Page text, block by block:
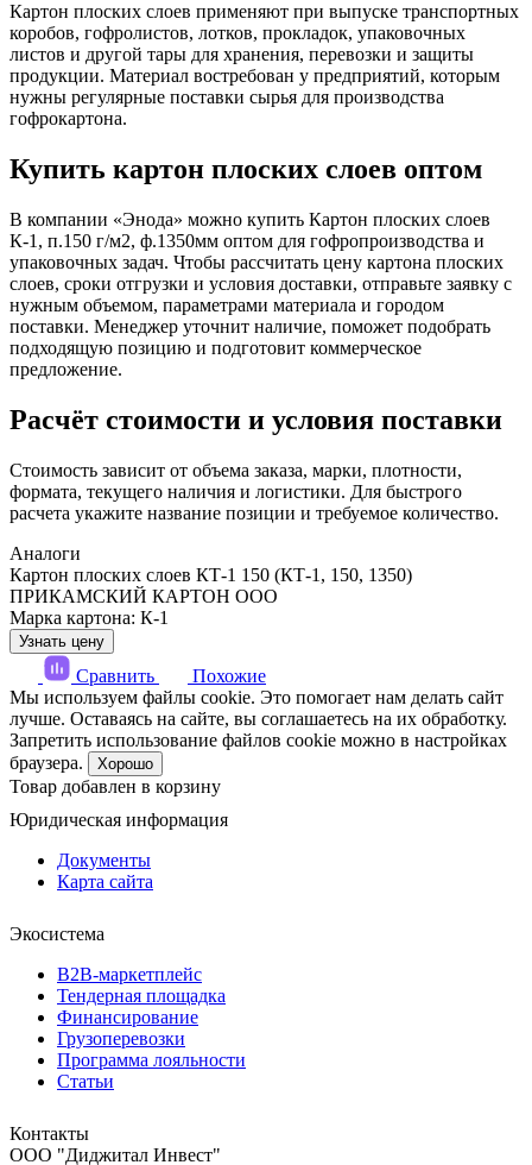
Картон плоских слоев применяют при выпуске транспортных
коробов, гофролистов, лотков, прокладок, упаковочных
листов и другой тары для хранения, перевозки и защиты
продукции. Материал востребован у предприятий, которым
нужны регулярные поставки сырья для производства
гофрокартона.
Купить картон плоских слоев оптом
В компании «Энода» можно купить Картон плоских слоев
К-1, п.150 г/м2, ф.1350мм оптом для гофропроизводства и
упаковочных задач. Чтобы рассчитать цену картона плоских
слоев, сроки отгрузки и условия доставки, отправьте заявку с
нужным объемом, параметрами материала и городом
поставки. Менеджер уточнит наличие, поможет подобрать
подходящую позицию и подготовит коммерческое
предложение.
Расчёт стоимости и условия поставки
Стоимость зависит от объема заказа, марки, плотности,
формата, текущего наличия и логистики. Для быстрого
расчета укажите название позиции и требуемое количество.
Аналоги
Картон плоских слоев КТ-1 150 (КТ-1, 150, 1350)
ПРИКАМСКИЙ КАРТОН ООО
Марка картона: К-1
Узнать цену
Сравнить
Похожие
Мы используем файлы cookie. Это помогает нам делать сайт
лучше. Оставаясь на сайте, вы соглашаетесь на их обработку.
Запретить использование файлов cookie можно в настройках
браузера.
Хорошо
Товар добавлен в корзину
Юридическая информация
Документы
Карта сайта
Экосистема
B2B‑маркетплейс
Тендерная площадка
Финансирование
Грузоперевозки
Программа лояльности
Статьи
Контакты
ООО "Диджитал Инвест"